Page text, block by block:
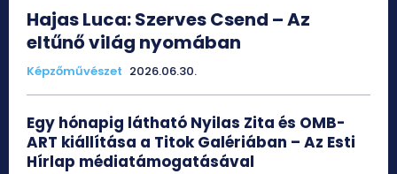
Hajas Luca: Szerves Csend – Az
eltűnő világ nyomában
Képzőművészet 2026.06.30.
Egy hónapig látható Nyilas Zita és OMB-
ART kiállítása a Titok Galériában – Az Esti
Hírlap médiatámogatásával